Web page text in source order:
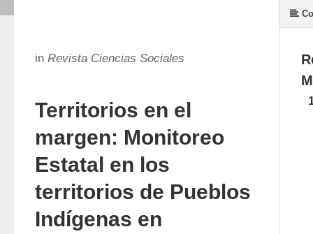
in Revista Ciencias Sociales
Territorios en el
margen: Monitoreo
Estatal en los
territorios de Pueblos
Indígenas en